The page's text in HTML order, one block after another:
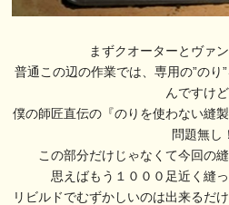
まずクオーターとヴァ
普通この辺の作業では、専用の”のり
んですけど
僕の師匠直伝の『のりを使わない縫
問題無し！
この部分だけじゃなくて今回の
思えばもう１０００足近く縫
リビルドでむずかしいのは出来るだ